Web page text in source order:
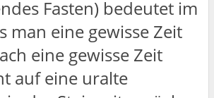
Fasten) bedeutet im
man eine gewisse Zeit
eine gewisse Zeit
auf eine uralte